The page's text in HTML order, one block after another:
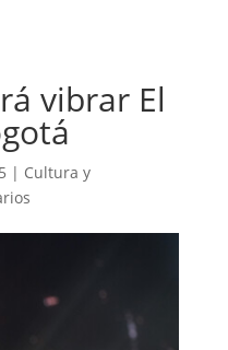
vibrar El
| Cultura y